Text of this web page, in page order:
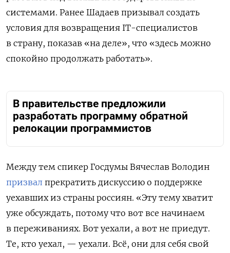
системами. Ранее Шадаев призывал создать
условия для возвращения IT-специалистов
в страну, показав «на деле», что «здесь можно
спокойно продолжать работать».
В правительстве предложили
разработать программу обратной
релокации программистов
Между тем спикер Госдумы Вячеслав Володин
призвал прекратить дискуссию о поддержке
уехавших из страны россиян. «Эту тему хватит
уже обсуждать, потому что вот все начинаем
в переживаниях. Вот уехали, а вот не приедут.
Те, кто уехал, — уехали. Всё, они для себя свой